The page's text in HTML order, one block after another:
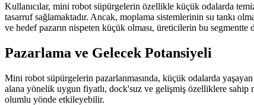
Kullanıcılar, mini robot süpürgelerin özellikle küçük odalarda
tasarruf sağlamaktadır. Ancak, moplama sistemlerinin su tankı
ve hedef pazarın nispeten küçük olması, üreticilerin bu
Pazarlama ve Gelecek Potansiyeli
Mini robot süpürgelerin pazarlanmasında, küçük odalarda
alana yönelik uygun fiyatlı, dock'suz ve gelişmiş özelliklere sahip
olumlu yönde etkileyebilir.